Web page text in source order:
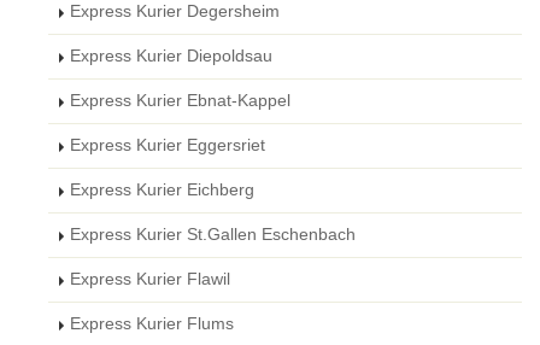
Express Kurier Degersheim
Express Kurier Diepoldsau
Express Kurier Ebnat-Kappel
Express Kurier Eggersriet
Express Kurier Eichberg
Express Kurier St.Gallen Eschenbach
Express Kurier Flawil
Express Kurier Flums